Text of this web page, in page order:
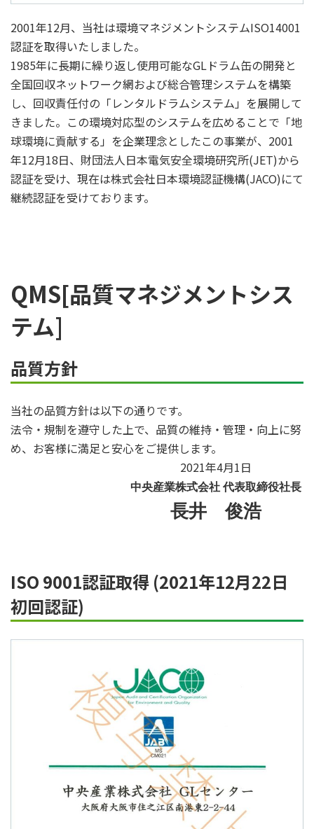
2001年12月、当社は環境マネジメントシステムISO14001
認証を取得いたしました。
1985年に長期に繰り返し使用可能なGLドラム缶の開発と
全国回収ネットワーク網および総合管理システムを構築
し、回収責任付の「レンタルドラムシステム」を展開して
きました。この環境対応型のシステムを広めることで「地
球環境に貢献する」を企業理念としたこの事業が、2001
年12月18日、財団法人日本電気安全環境研究所(JET)から
認証を受け、現在は株式会社日本環境認証機構(JACO)にて
継続認証を受けております。
QMS[品質マネジメントシス
テム]
品質方針
当社の品質方針は以下の通りです。
法令・規制を遵守した上で、品質の維持・管理・向上に努
め、お客様に満足と安心をご提供します。
2021年4月1日
中央産業株式会社 代表取締役社長
長井 俊浩
ISO 9001認証取得 (2021年12月22日
初回認証)